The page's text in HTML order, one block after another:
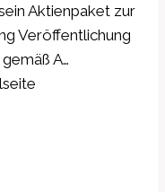
Aktienpaket zur
Veröffentlichung
A…